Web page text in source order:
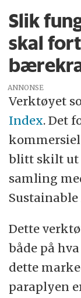
Slik
skal
ANNONSE
Verktøyet
Index. Det
blitt skilt ut
samling
Dette
både på
dette
paraplyen